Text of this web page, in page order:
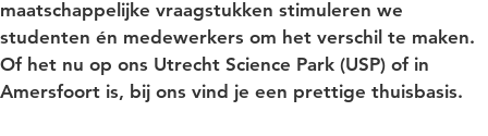
maatschappelijke vraagstukken stimuleren we
studenten én medewerkers om het verschil te maken.
Of het nu op ons Utrecht Science Park (USP) of in
Amersfoort is, bij ons vind je een prettige thuisbasis.